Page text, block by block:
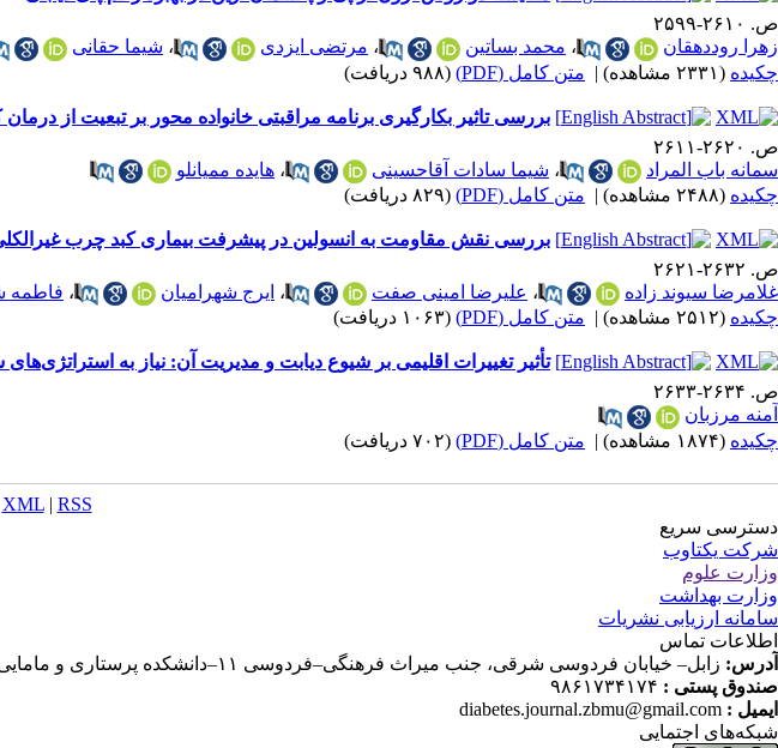
ص. ۲۶۱۰-۲۵۹۹
زهرا روددهقان
، محمد بساتین ، مرتضی ایزدی ، شیما حقانی
چکیده (۲۳۳۱ مشاهده) | متن کامل (PDF) (۹۸۸ دریافت)
بررسی تاثیر بکارگیری برنامه مراقبتی خانواده محور بر تبعیت از درمان
ص. ۲۶۲۰-۲۶۱۱
سمانه باب المراد
، شیما سادات آقاحسینی ، هایده ممیانلو
چکیده (۲۴۸۸ مشاهده) | متن کامل (PDF) (۸۲۹ دریافت)
بررسی نقش مقاومت به انسولین در پیشرفت بیماری کبد چرب
ص. ۲۶۳۲-۲۶۲۱
غلامرضا سیوند زاده
، علیرضا امینی صفت ، ایرج شهرامیان ، فاطمه
چکیده (۲۵۱۲ مشاهده) | متن کامل (PDF) (۱۰۶۳ دریافت)
تأثیر تغییرات اقلیمی بر شیوع دیابت و مدیریت آن: نیاز به
ص. ۲۶۳۴-۲۶۳۳
آمنه مرزبان
چکیده (۱۸۷۴ مشاهده) | متن کامل (PDF) (۷۰۲ دریافت)
XML| RSS
دسترسی سریع
شرکت یکتاوب
وزارت علوم
وزارت بهداشت
سامانه ارزیابی نشریات
اطلاعات تماس
آدرس: زابل– خیابان فردوسی شرقی، جنب میراث فرهنگی–فردوسی ۱۱–دانشکده پرستاری و مامایی، دفتر مجله پرستاری دیابت
صندوق پستی : ۹۸۶۱۷۳۴۱۷۴
ایمیل : diabetes.journal.zbmu@gmail.com
شبکه‌های اجتمایی